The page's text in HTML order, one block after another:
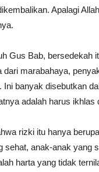
Apalagi
Gus Bab, bersedekah
dari marabahaya,
Ini banyak disebutkan
adalah harus ikhlas
rizki itu hanya
sehat, anak-anak yang
harta yang tidak